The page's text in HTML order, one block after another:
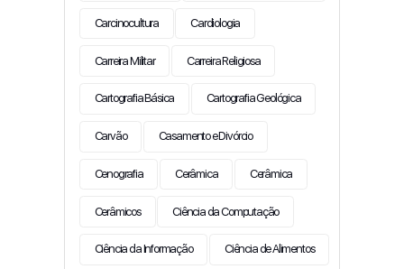
Carcinocultura Cardiologia
Carreira Militar Carreira Religiosa
Cartografia Básica Cartografia Geológica
Carvão Casamento e Divórcio
Cenografia Cerâmica Cerâmica
Cerâmicos Ciência da Computação
Ciência da Informação Ciência de Alimentos